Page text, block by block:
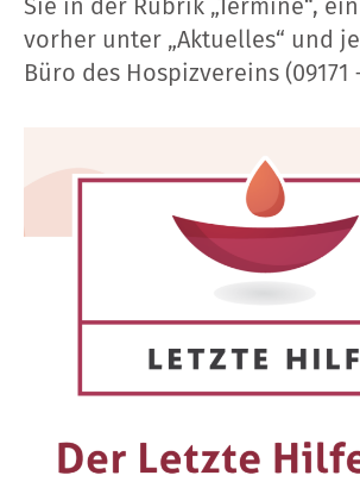
Sie in der Rubrik „Termine“,
vorher unter „Aktuelles“ und
Büro des Hospizvereins (09171